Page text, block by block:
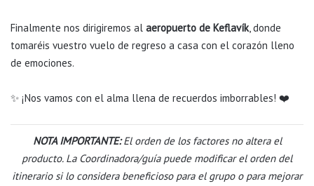
Finalmente nos dirigiremos al aeropuerto de Keflavík, donde
tomaréis vuestro vuelo de regreso a casa con el corazón lleno
de emociones.
✨ ¡Nos vamos con el alma llena de recuerdos imborrables! ❤️
NOTA IMPORTANTE: El orden de los factores no altera el
producto. La Coordinadora/guía puede modificar el orden del
itinerario si lo considera beneficioso para el grupo o para mejorar